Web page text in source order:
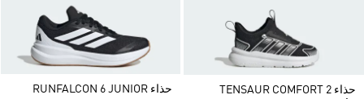
حذاء TENSAUR COMFORT 2
حذاء RUNFALCON 6 JUNIOR